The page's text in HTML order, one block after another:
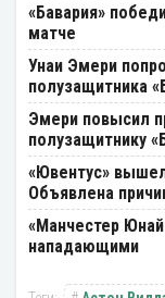
«Бавария»
матче
Унаи Эмери
полузащитника
Эмери повысил
полузащитнику
«Ювентус»
Объявлена
«Манчестер
нападающими